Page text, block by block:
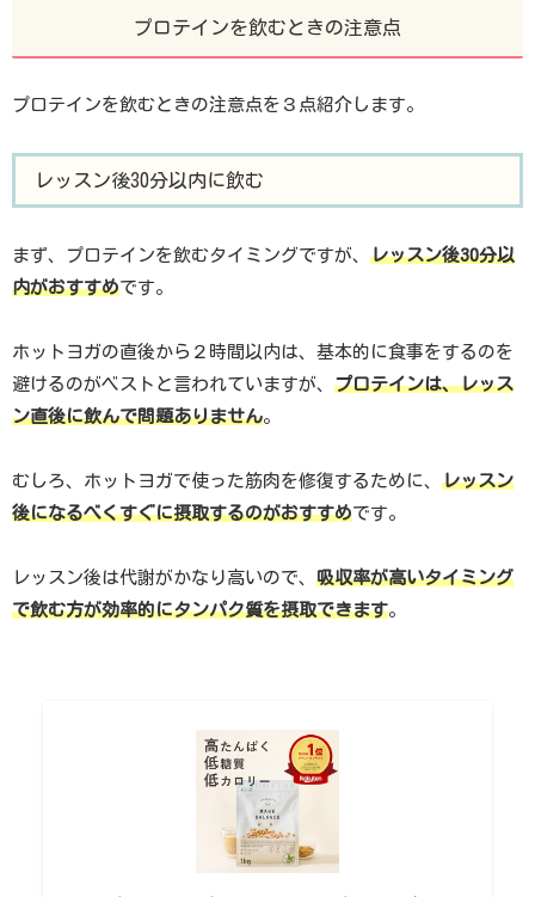
プロテインを飲むときの注意点
プロテインを飲むときの注意点を３点紹介します。
レッスン後30分以内に飲む
まず、プロテインを飲むタイミングですが、 レッスン後30分以
内がおすすめです。
ホットヨガの直後から２時間以内は、基本的に食事をするのを
避けるのがベストと言われていますが、 プロテインは、レッス
ン直後に飲んで問題ありません。
むしろ、ホットヨガで使った筋肉を修復するために、 レッスン
後になるべくすぐに摂取するのがおすすめです。
レッスン後は代謝がかなり高いので、 吸収率が高いタイミング
で飲む方が効率的にタンパク質を摂取できます。